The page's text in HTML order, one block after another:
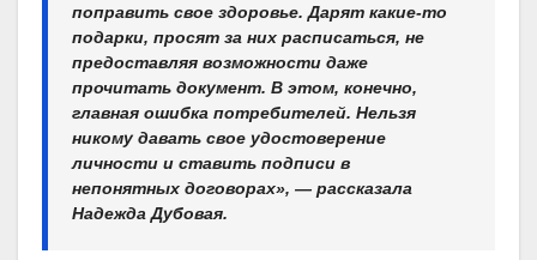
поправить свое здоровье. Дарят какие-то
подарки, просят за них расписаться, не
предоставляя возможности даже
прочитать документ. В этом, конечно,
главная ошибка потребителей. Нельзя
никому давать свое удостоверение
личности и ставить подписи в
непонятных договорах», — рассказала
Надежда Дубовая.